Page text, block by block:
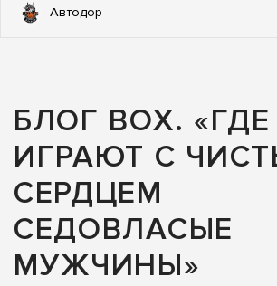
Автодор
БЛОГ BOX. «ГДЕ
ИГРАЮТ С
СЕРДЦЕМ
СЕДОВЛАСЫЕ
МУЖЧИНЫ»